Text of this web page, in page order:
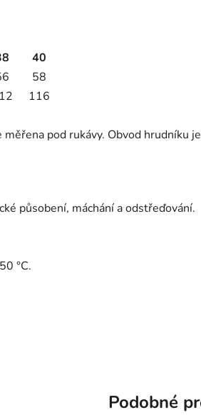
40
58
116
pod rukávy. Obvod hrudníku
působení, máchání a odstřeďování.
°C.
Podobné